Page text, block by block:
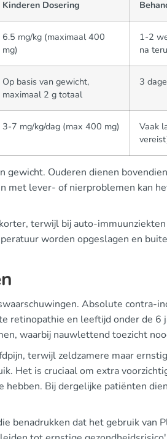
Kinderen Dosering
6.5 mg/kg (maximaal 400
mg)
1-2
na
Op basis van gewicht,
maximaal 2 g totaal
3
3-7 mg/kg/dag (max 400 mg)
Vaak
gewicht. Ouderen dienen
met lever- of nierproblemen kan
terwijl bij auto-
worden opgeslagen en
Absolute contra-
retinopathie en leeftijd onder de 6
waarbij nauwlettend toezicht
terwijl zeldzamere maar
Het is cruciaal om extra
Bij dergelijke patiënten
benadrukken dat het gebruik van